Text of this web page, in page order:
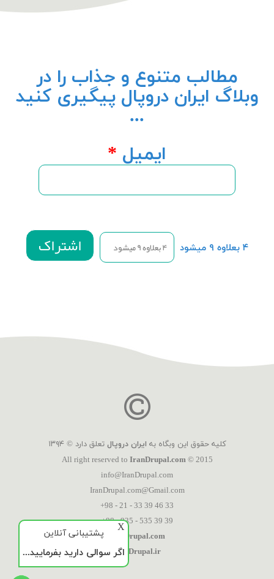
مطالب متنوع و جذاب را در
وبلاگ ایران دروپال پیگیری کنید
...
ایمیل *
۴ بعلاوه ۹ میشود
کلیه حقوق این وبگاه به ایران دروپال تعلق دارد © ۱۳۹۴
All right reserved to IranDrupal.com© 2015
info@IranDrupal.com
IranDrupal.com@Gmail.com
+98 - 21 - 33 39 46 33
+98 - 935 - 535 39 39
IranDrupal.com
IranDrupal.ir
X
پشتیبانی آنلاین
اگر سوالی دارید بفرمایید...